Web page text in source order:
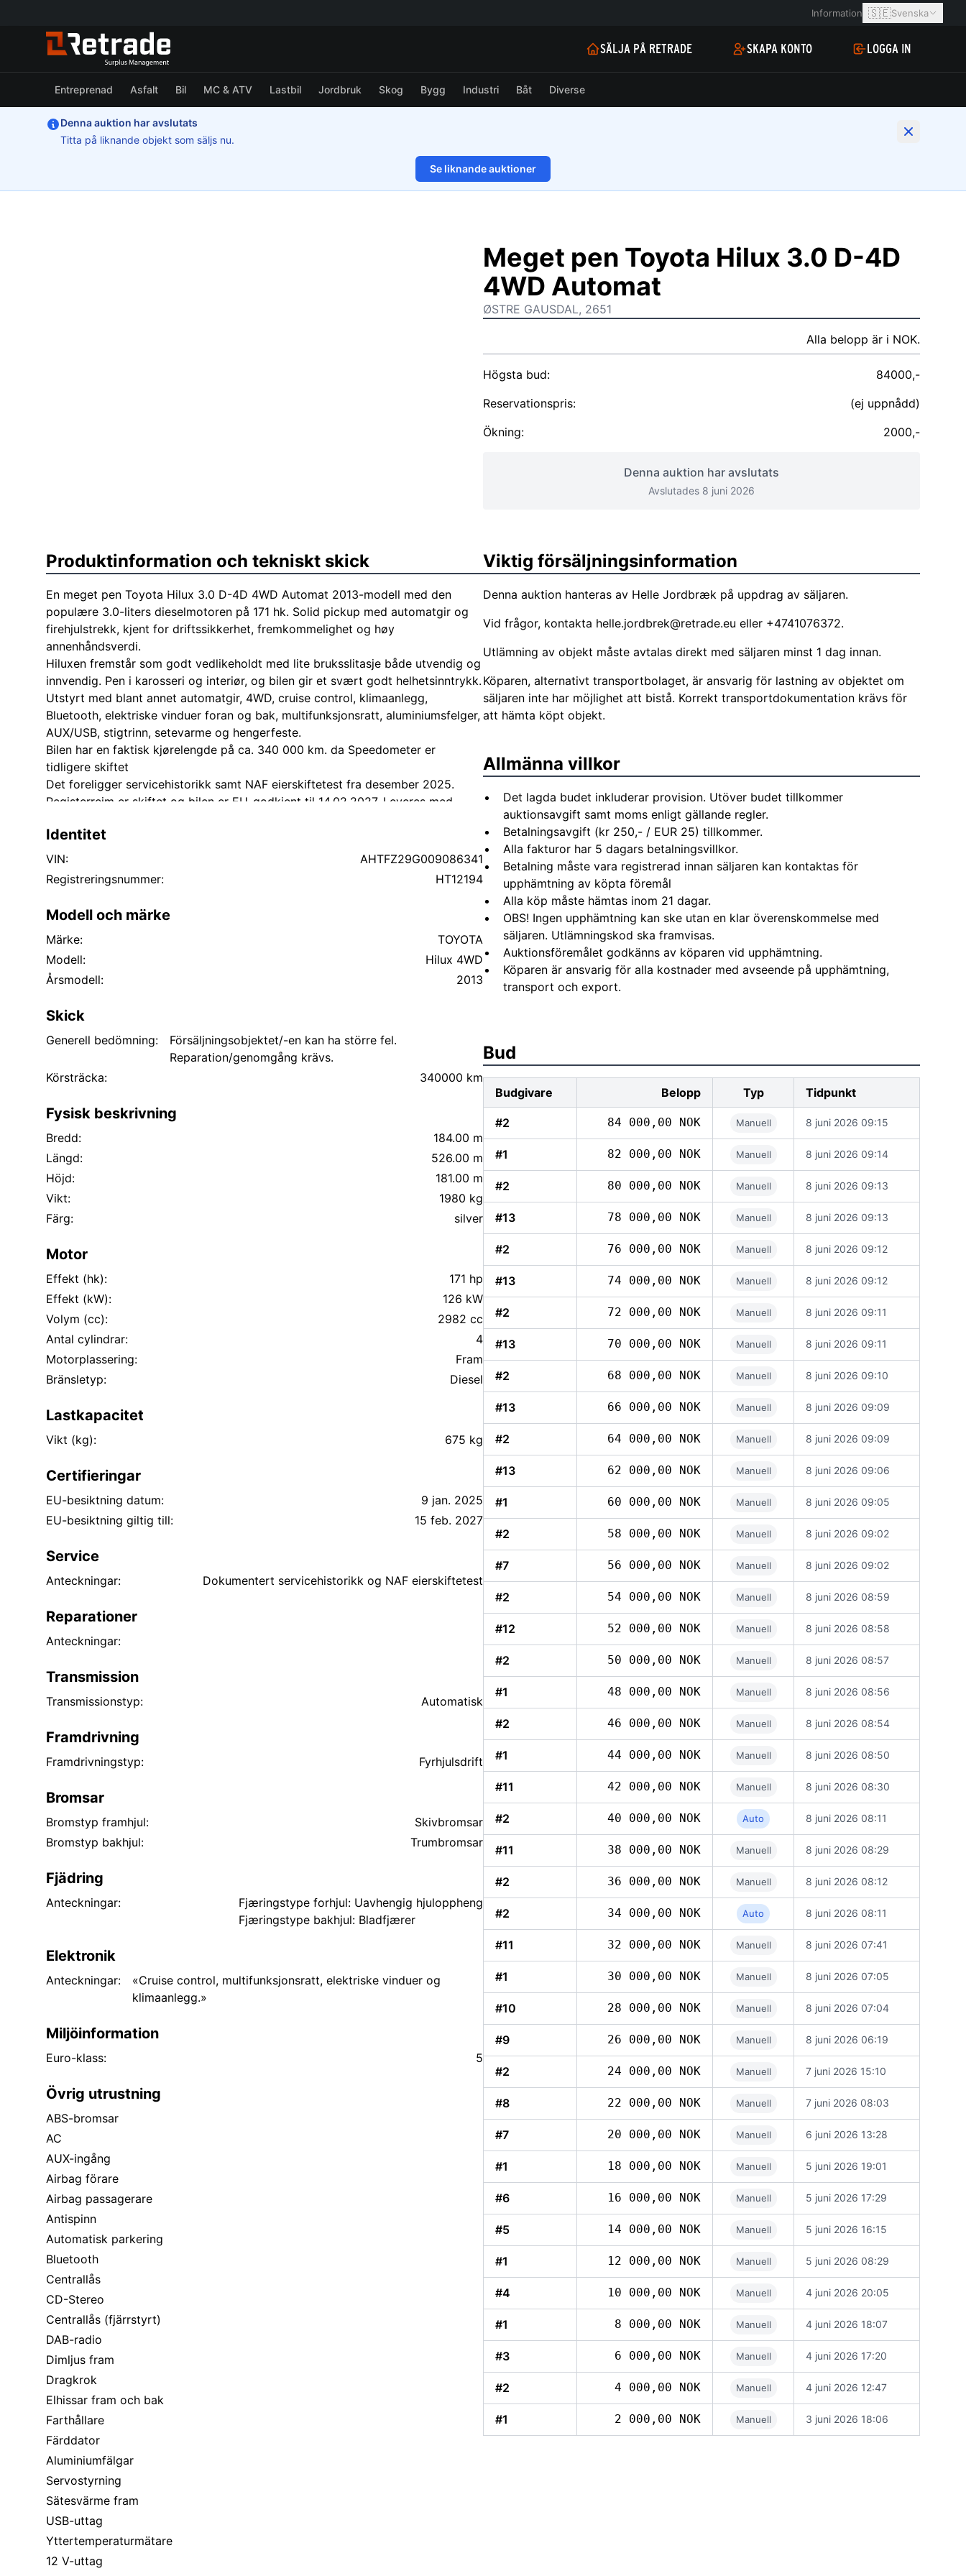
Information 🇸🇪Svenska
SÄLJA PÅ RETRADE SKAPA KONTO LOGGA IN
Entreprenad Asfalt Bil MC & ATV Lastbil Jordbruk Skog Bygg Industri Båt Diverse
Denna auktion har avslutats
Titta på liknande objekt som säljs nu.
Se liknande auktioner
1/16
Meget pen Toyota Hilux 3.0 D-4D
4WD Automat
ØSTRE GAUSDAL, 2651
Alla belopp är i NOK.
Högsta bud:
84000,-
Reservationspris:
(ej uppnådd)
Ökning:
2000,-
Denna auktion har avslutats
Avslutades 8 juni 2026
Produktinformation och tekniskt skick
En meget pen Toyota Hilux 3.0 D-4D 4WD Automat 2013-modell med den
populære 3.0-liters dieselmotoren på 171 hk. Solid pickup med automatgir og
firehjulstrekk, kjent for driftssikkerhet, fremkommelighet og høy
annenhåndsverdi.
Hiluxen fremstår som godt vedlikeholdt med lite bruksslitasje både utvendig og
innvendig. Pen i karosseri og interiør, og bilen gir et svært godt helhetsinntrykk.
Utstyrt med blant annet automatgir, 4WD, cruise control, klimaanlegg,
Bluetooth, elektriske vinduer foran og bak, multifunksjonsratt, aluminiumsfelger,
AUX/USB, stigtrinn, setevarme og hengerfeste.
Bilen har en faktisk kjørelengde på ca. 340 000 km. da Speedometer er
tidligere skiftet
Det foreligger servicehistorikk samt NAF eierskiftetest fra desember 2025.
Registerreim er skiftet og bilen er EU-godkjent til 14.02.2027. Leveres med
Identitet
VIN:
AHTFZ29G009086341
Registreringsnummer:
HT12194
Modell och märke
Märke:
TOYOTA
Modell:
Hilux 4WD
Årsmodell:
2013
Skick
Generell bedömning:
Försäljningsobjektet/-en kan ha större fel.
Reparation/genomgång krävs.
Körsträcka:
340000 km
Fysisk beskrivning
Bredd:
184.00 m
Längd:
526.00 m
Höjd:
181.00 m
Vikt:
1980 kg
Färg:
silver
Motor
Effekt (hk):
171 hp
Effekt (kW):
126 kW
Volym (cc):
2982 cc
Antal cylindrar:
4
Motorplassering:
Fram
Bränsletyp:
Diesel
Lastkapacitet
Vikt (kg): 675 kg
Certifieringar
EU-besiktning datum:
9 jan. 2025
EU-besiktning giltig till:
15 feb. 2027
Service
Anteckningar: Dokumentert servicehistorikk og NAF eierskiftetest
Reparationer
Anteckningar:
Transmission
Transmissionstyp: Automatisk
Framdrivning
Framdrivningstyp: Fyrhjulsdrift
Bromsar
Bromstyp framhjul:
Skivbromsar
Bromstyp bakhjul:
Trumbromsar
Fjädring
Anteckningar:
Fjæringstype forhjul: Uavhengig hjuloppheng
Fjæringstype bakhjul: Bladfjærer
Elektronik
Anteckningar:
«Cruise control, multifunksjonsratt, elektriske vinduer og
klimaanlegg.»
Miljöinformation
Euro-klass: 5
Övrig utrustning
ABS-bromsar
AC
AUX-ingång
Airbag förare
Airbag passagerare
Antispinn
Automatisk parkering
Bluetooth
Centrallås
CD-Stereo
Centrallås (fjärrstyrt)
DAB-radio
Dimljus fram
Dragkrok
Elhissar fram och bak
Farthållare
Färddator
Aluminiumfälgar
Servostyrning
Sätesvärme fram
USB-uttag
Yttertemperaturmätare
12 V-uttag
Viktig försäljningsinformation
Denna auktion hanteras av Helle Jordbræk på uppdrag av säljaren.
Vid frågor, kontakta helle.jordbrek@retrade.eu eller +4741076372.
Utlämning av objekt måste avtalas direkt med säljaren minst 1 dag innan.
Köparen, alternativt transportbolaget, är ansvarig för lastning av objektet om
säljaren inte har möjlighet att bistå. Korrekt transportdokumentation krävs för
att hämta köpt objekt.
Allmänna villkor
Det lagda budet inkluderar provision. Utöver budet tillkommer
auktionsavgift samt moms enligt gällande regler.
Betalningsavgift (kr 250,- / EUR 25) tillkommer.
Alla fakturor har 5 dagars betalningsvillkor.
Betalning måste vara registrerad innan säljaren kan kontaktas för
upphämtning av köpta föremål
Alla köp måste hämtas inom 21 dagar.
OBS! Ingen upphämtning kan ske utan en klar överenskommelse med
säljaren. Utlämningskod ska framvisas.
Auktionsföremålet godkänns av köparen vid upphämtning.
Köparen är ansvarig för alla kostnader med avseende på upphämtning,
transport och export.
Bud
Budgivare Belopp Typ Tidpunkt
#2 84 000,00 NOK Manuell 8 juni 2026 09:15
#1 82 000,00 NOK Manuell 8 juni 2026 09:14
#2 80 000,00 NOK Manuell 8 juni 2026 09:13
#13 78 000,00 NOK Manuell 8 juni 2026 09:13
#2 76 000,00 NOK Manuell 8 juni 2026 09:12
#13 74 000,00 NOK Manuell 8 juni 2026 09:12
#2 72 000,00 NOK Manuell 8 juni 2026 09:11
#13 70 000,00 NOK Manuell 8 juni 2026 09:11
#2 68 000,00 NOK Manuell 8 juni 2026 09:10
#13 66 000,00 NOK Manuell 8 juni 2026 09:09
#2 64 000,00 NOK Manuell 8 juni 2026 09:09
#13 62 000,00 NOK Manuell 8 juni 2026 09:06
#1 60 000,00 NOK Manuell 8 juni 2026 09:05
#2 58 000,00 NOK Manuell 8 juni 2026 09:02
#7 56 000,00 NOK Manuell 8 juni 2026 09:02
#2 54 000,00 NOK Manuell 8 juni 2026 08:59
#12 52 000,00 NOK Manuell 8 juni 2026 08:58
#2 50 000,00 NOK Manuell 8 juni 2026 08:57
#1 48 000,00 NOK Manuell 8 juni 2026 08:56
#2 46 000,00 NOK Manuell 8 juni 2026 08:54
#1 44 000,00 NOK Manuell 8 juni 2026 08:50
#11 42 000,00 NOK Manuell 8 juni 2026 08:30
#2 40 000,00 NOK Auto 8 juni 2026 08:11
#11 38 000,00 NOK Manuell 8 juni 2026 08:29
#2 36 000,00 NOK Manuell 8 juni 2026 08:12
#2 34 000,00 NOK Auto 8 juni 2026 08:11
#11 32 000,00 NOK Manuell 8 juni 2026 07:41
#1 30 000,00 NOK Manuell 8 juni 2026 07:05
#10 28 000,00 NOK Manuell 8 juni 2026 07:04
#9 26 000,00 NOK Manuell 8 juni 2026 06:19
#2 24 000,00 NOK Manuell 7 juni 2026 15:10
#8 22 000,00 NOK Manuell 7 juni 2026 08:03
#7 20 000,00 NOK Manuell 6 juni 2026 13:28
#1 18 000,00 NOK Manuell 5 juni 2026 19:01
#6 16 000,00 NOK Manuell 5 juni 2026 17:29
#5 14 000,00 NOK Manuell 5 juni 2026 16:15
#1 12 000,00 NOK Manuell 5 juni 2026 08:29
#4 10 000,00 NOK Manuell 4 juni 2026 20:05
#1 8 000,00 NOK Manuell 4 juni 2026 18:07
#3 6 000,00 NOK Manuell 4 juni 2026 17:20
#2 4 000,00 NOK Manuell 4 juni 2026 12:47
#1 2 000,00 NOK Manuell 3 juni 2026 18:06